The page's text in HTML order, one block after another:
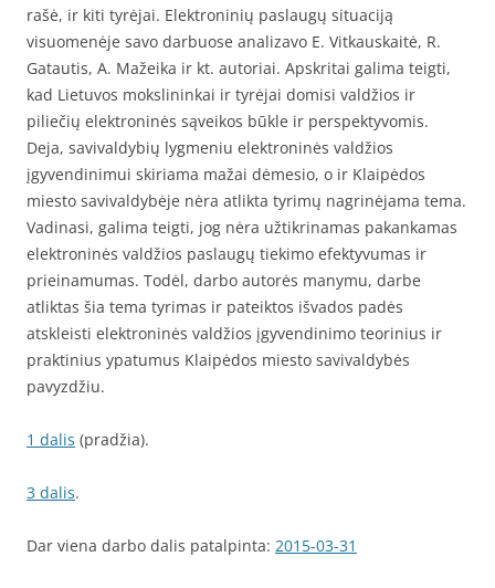
rašė, ir kiti tyrėjai. Elektroninių paslaugų situaciją
visuomenėje savo darbuose analizavo E. Vitkauskaitė, R.
Gatautis, A. Mažeika ir kt. autoriai. Apskritai galima teigti,
kad Lietuvos mokslininkai ir tyrėjai domisi valdžios ir
piliečių elektroninės sąveikos būkle ir perspektyvomis.
Deja, savivaldybių lygmeniu elektroninės valdžios
įgyvendinimui skiriama mažai dėmesio, o ir Klaipėdos
miesto savivaldybėje nėra atlikta tyrimų nagrinėjama tema.
Vadinasi, galima teigti, jog nėra užtikrinamas pakankamas
elektroninės valdžios paslaugų tiekimo efektyvumas ir
prieinamumas. Todėl, darbo autorės manymu, darbe
atliktas šia tema tyrimas ir pateiktos išvados padės
atskleisti elektroninės valdžios įgyvendinimo teorinius ir
praktinius ypatumus Klaipėdos miesto savivaldybės
pavyzdžiu.
1 dalis (pradžia).
3 dalis.
Dar viena darbo dalis patalpinta: 2015-03-31